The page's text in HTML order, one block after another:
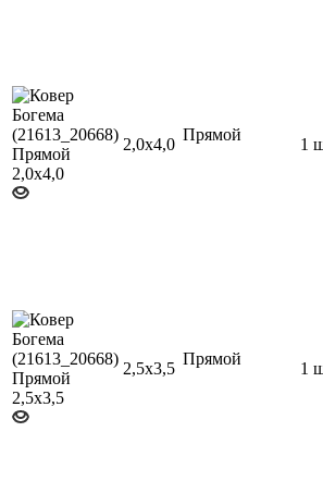
2,0х4,0
Прямой
1
2,5х3,5
Прямой
1